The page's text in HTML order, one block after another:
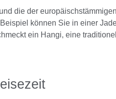
die der
können Sie in einer
ein Hangi, eine